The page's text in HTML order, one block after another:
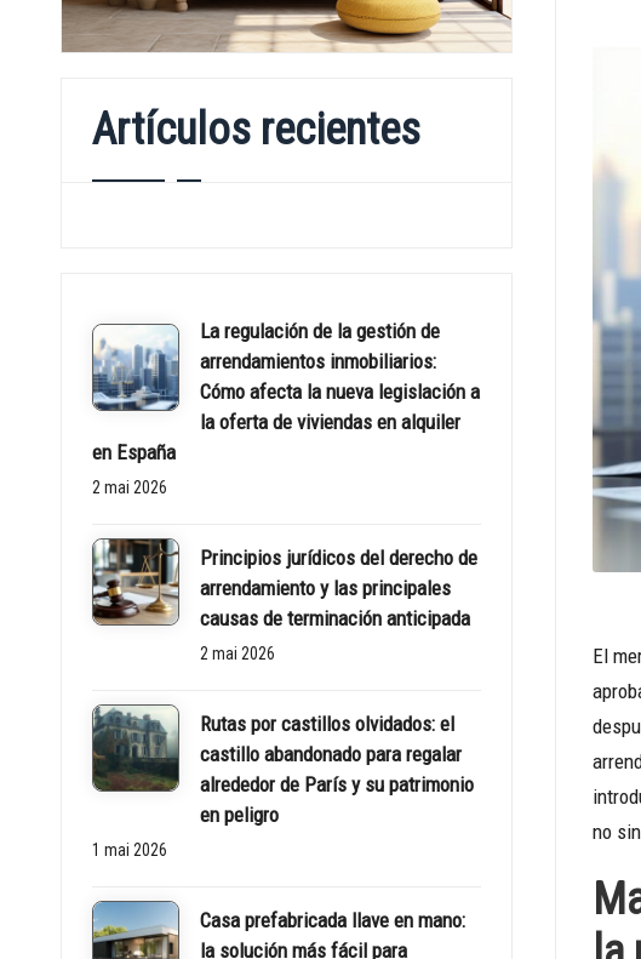
l
a
n
p
r
o
p
e
rt
y
o
rl
d
El
no
Artículos recientes
La regulación de la gestión de
arrendamientos inmobiliarios:
Cómo afecta la nueva legislación a
la oferta de viviendas en alquiler
en España
2 mai 2026
Principios jurídicos del derecho de
arrendamiento y las principales
causas de terminación anticipada
2 mai 2026
Rutas por castillos olvidados: el
castillo abandonado para regalar
alrededor de París y su patrimonio
en peligro
1 mai 2026
Casa prefabricada llave en mano:
la solución más fácil para